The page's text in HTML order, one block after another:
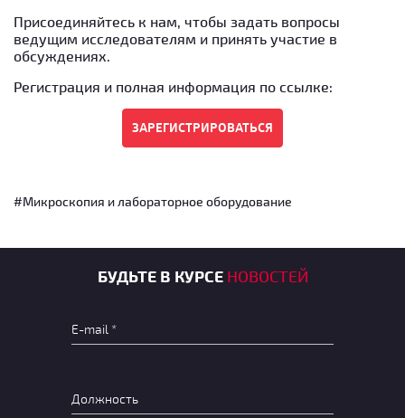
Присоединяйтесь к нам, чтобы задать вопросы
ведущим исследователям и принять участие в
обсуждениях.
Регистрация и полная информация по ссылке:
#Микроскопия и лабораторное оборудование
БУДЬТЕ В КУРСЕ НОВОСТЕЙ